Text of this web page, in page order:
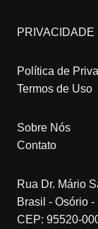
PRIVACIDADE
Política de
Termos de Uso
Sobre Nós
Contato
Rua Dr. Mário
Brasil - Osório -
CEP: 95520-